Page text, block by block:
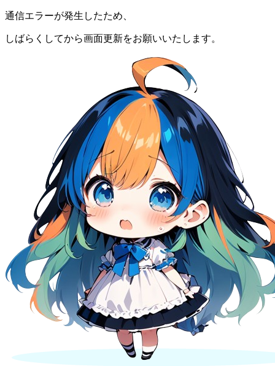
通信エラーが発生したため、
しばらくしてから画面更新をお願いいたします。